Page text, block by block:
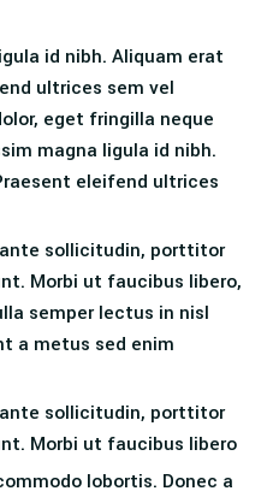
id nibh. Aliquam erat
ultrices sem vel
eget fringilla neque
magna ligula id nibh.
eleifend ultrices
sollicitudin, porttitor
Morbi ut faucibus libero,
semper lectus in nisl
a metus sed enim
sollicitudin, porttitor
Morbi ut faucibus libero
lobortis. Donec a